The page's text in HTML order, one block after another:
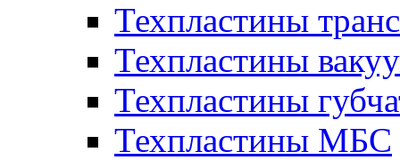
Техпластины
Техпластины
Техпластины
Техпластины МБС